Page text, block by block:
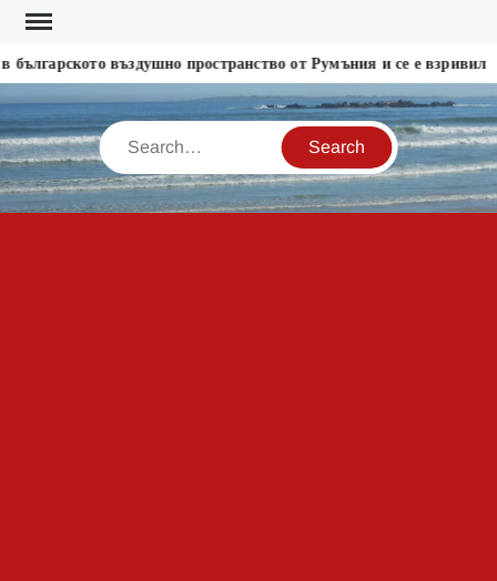
Skip
content
въздушно пространство от Румъния и се е взривил
Search